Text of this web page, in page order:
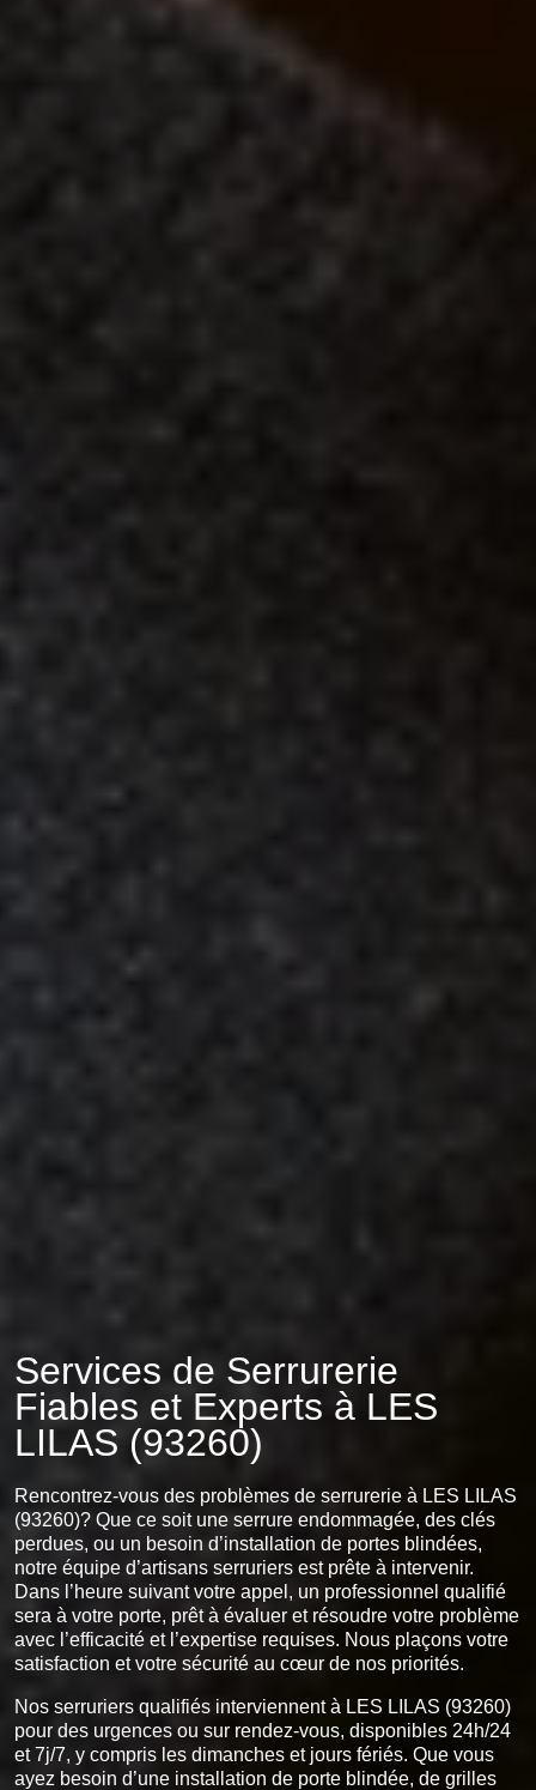
Services de Serrurerie
Fiables et Experts à LES
LILAS (93260)
Rencontrez-vous des problèmes de serrurerie à LES LILAS
(93260)? Que ce soit une serrure endommagée, des clés
perdues, ou un besoin d’installation de portes blindées,
notre équipe d’artisans serruriers est prête à intervenir.
Dans l’heure suivant votre appel, un professionnel qualifié
sera à votre porte, prêt à évaluer et résoudre votre problème
avec l’efficacité et l’expertise requises. Nous plaçons votre
satisfaction et votre sécurité au cœur de nos priorités.
Nos serruriers qualifiés interviennent à LES LILAS (93260)
pour des urgences ou sur rendez-vous, disponibles 24h/24
et 7j/7, y compris les dimanches et jours fériés. Que vous
ayez besoin d’une installation de porte blindée, de grilles